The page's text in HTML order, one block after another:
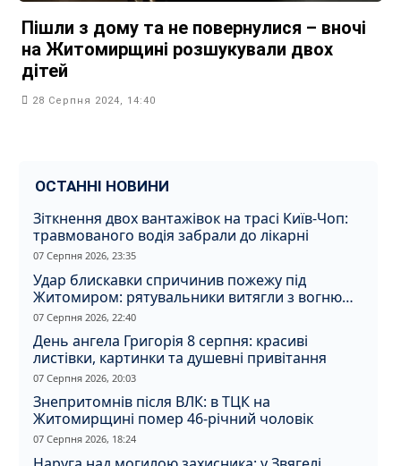
Пішли з дому та не повернулися – вночі
на Житомирщині розшукували двох
дітей
28 Серпня 2024, 14:40
ОСТАННІ НОВИНИ
Зіткнення двох вантажівок на трасі Київ-Чоп:
травмованого водія забрали до лікарні
07 Серпня 2026, 23:35
Удар блискавки спричинив пожежу під
Житомиром: рятувальники витягли з вогню
кота
07 Серпня 2026, 22:40
День ангела Григорія 8 серпня: красиві
листівки, картинки та душевні привітання
07 Серпня 2026, 20:03
Знепритомнів після ВЛК: в ТЦК на
Житомирщині помер 46-річний чоловік
07 Серпня 2026, 18:24